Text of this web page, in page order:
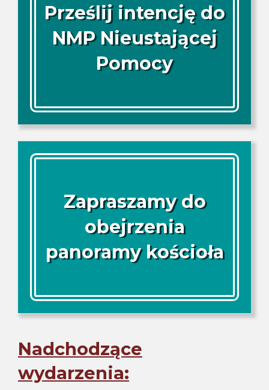
Prześlij intencję do
NMP Nieustającej
Pomocy
Zapraszamy do
obejrzenia
panoramy kościoła
Nadchodzące
wydarzenia: